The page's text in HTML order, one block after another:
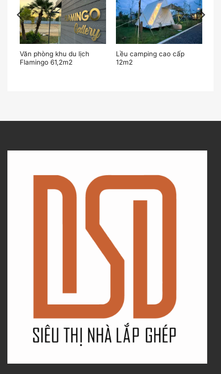
Văn phòng khu du lịch
Flamingo 61,2m2
Lều camping cao cấp
12m2